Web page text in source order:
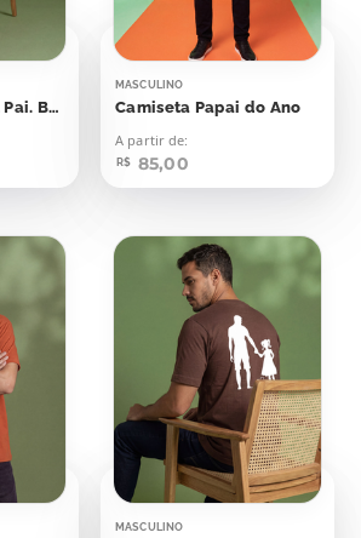
Camiseta Marido. Pai. Bluesman. Lenda
MASCULINO
Camiseta Papai do Ano
A partir de:
R$ 85,00
MASCULINO